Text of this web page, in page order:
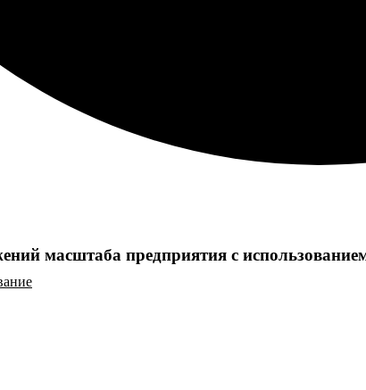
масштаба предприятия с